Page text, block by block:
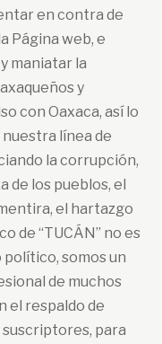
en contra de
Página web, e
maniatar la
y
con Oaxaca, así lo
línea de
la corrupción,
de los pueblos, el
el hartazgo
de “TUCÁN” no es
somos un
de muchos
el respaldo de
para